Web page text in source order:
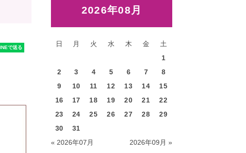
2026年08月
日 月 火 水 木 金 土
« 2026年07月 2026年09月 »
1
2
3 4 5 6 7
8
9
10 11 12 13 14
15
16
17 18 19 20 21
22
23
24 25 26 27 28
29
30
31